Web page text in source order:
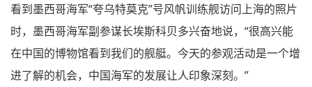
看到墨西哥海军“夸乌特莫克”号风帆训练舰访问上海的照片
时，墨西哥海军副参谋长埃斯科贝多兴奋地说，“很高兴能
在中国的博物馆看到我们的舰艇。今天的参观活动是一个增
进了解的机会，中国海军的发展让人印象深刻。”